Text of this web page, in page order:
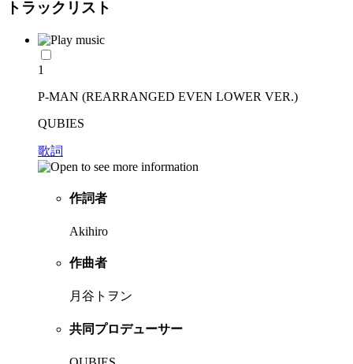
トラックリスト
1
P-MAN (REARRANGED EVEN LOWER VER.)
QUBIES
歌詞
作詞者
Akihiro
作曲者
月谷トヲン
共同プロデューサー